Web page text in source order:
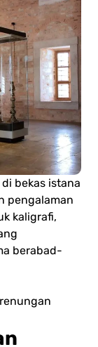
bekas istana
pengalaman
kaligrafi,
berabad-